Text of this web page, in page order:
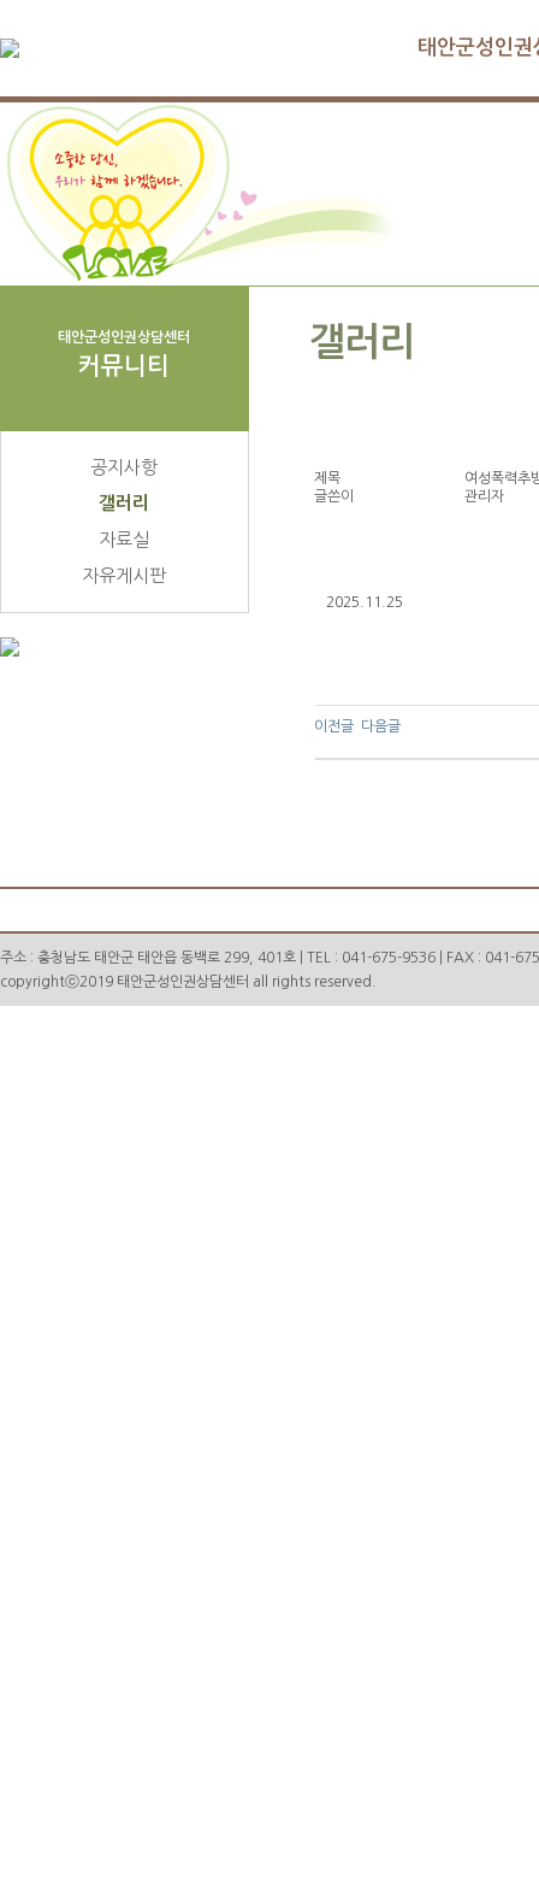
태안군성인권
태안군성인권상담센터
커뮤니티
공지사항
갤러리
자료실
자유게시판
갤러리
제목
여성폭력추
글쓴이
관리자
2025.11.25
이전글 다음글
주소 : 충청남도 태안군 태안읍 동백로 299, 401호 | TEL : 041-675-9536 | FAX : 041-
copyrightⓒ2019 태안군성인권상담센터 all rights reserved.